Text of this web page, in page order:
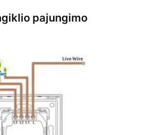
pajungimo